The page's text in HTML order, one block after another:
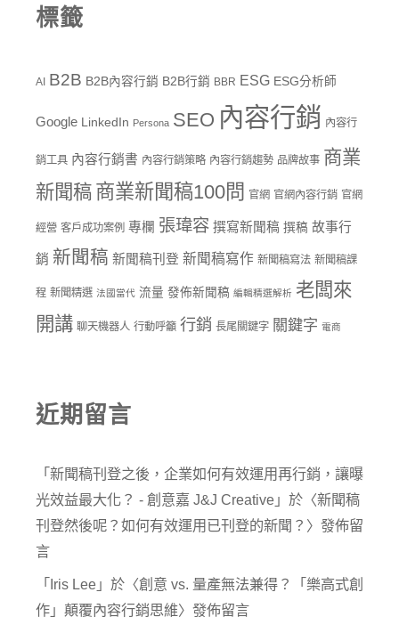
標籤
AI B2B B2B內容行銷 B2B行銷 BBR ESG ESG分析師
Google LinkedIn Persona SEO 內容行銷 內容行
銷工具 內容行銷書 內容行銷策略 內容行銷趨勢 品牌故事 商業
新聞稿 商業新聞稿100問 官網 官網內容行銷 官網
經營 客戶成功案例 專欄 張瑋容 撰寫新聞稿 撰稿 故事行
銷 新聞稿 新聞稿刊登 新聞稿寫作 新聞稿寫法 新聞稿課
程 新聞精選 法國當代 流量 發佈新聞稿 編輯精選解析 老闆來
開講 聊天機器人 行動呼籲 行銷 長尾關鍵字 關鍵字 電商
近期留言
「 新聞稿刊登之後，企業如何有效運用再行銷，讓曝
光效益最大化？ - 創意嘉 J&J Creative 」於〈新聞稿
刊登然後呢？如何有效運用已刊登的新聞？ 〉發佈留
言
「 Iris Lee 」於〈創意 vs. 量產無法兼得？「樂高式創
作」顛覆內容行銷思維〉發佈留言